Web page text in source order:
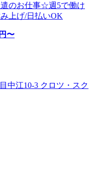
遣のお仕事☆週5で働け
上げ/日払いOK
円〜
中江10-3 クロツ・スク